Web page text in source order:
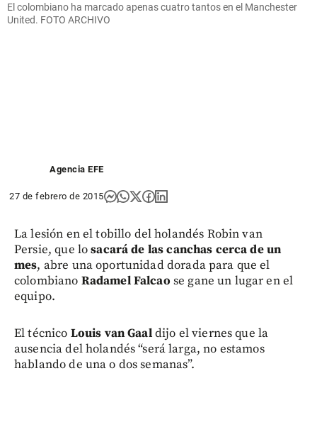
El colombiano ha marcado apenas cuatro tantos en el Manchester
United. FOTO ARCHIVO
Agencia EFE
27 de febrero de 2015
La lesión en el tobillo del holandés Robin van
Persie, que losacará de las canchas cerca de un
mes, abre una oportunidad dorada para que el
colombiano Radamel Falcao se gane un lugar en el
equipo.
El técnico Louis van Gaaldijo el viernes que la
ausencia del holandés “será larga, no estamos
hablando de una o dos semanas”.